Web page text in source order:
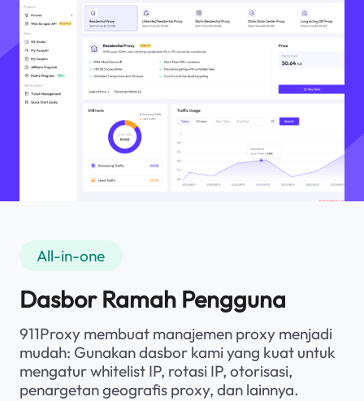
All-in-one
Dasbor Ramah Pengguna
911Proxy membuat manajemen proxy menjadi
mudah: Gunakan dasbor kami yang kuat untuk
mengatur whitelist IP, rotasi IP, otorisasi,
penargetan geografis proxy, dan lainnya.